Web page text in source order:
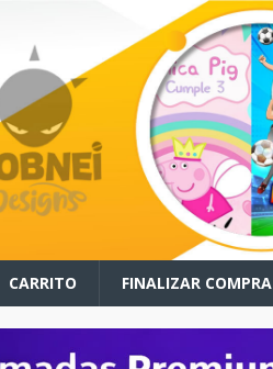
CARRITO FINALIZAR COMPRA